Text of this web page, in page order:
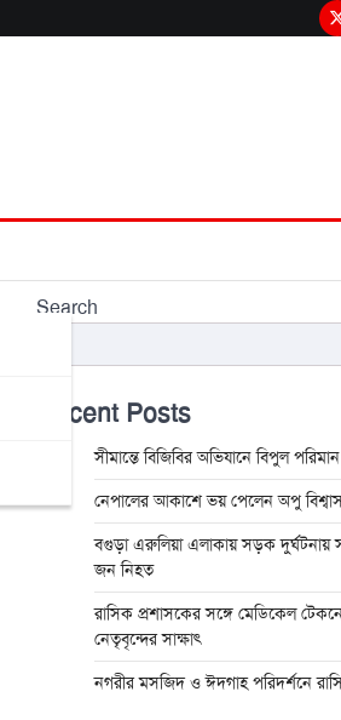
Search
Recent Posts
সীমান্তে বিজিবির অভিযানে বিপুল
নেপালের আকাশে ভয় পেলেন অপু
বগুড়া এরুলিয়া এলাকায় সড়ক দুর্ঘট্নায়
জন নিহত
রাসিক প্রশাসকের সঙ্গে মেডিকেল
নেতৃবৃন্দের সাক্ষাৎ
নগরীর মসজিদ ও ঈদগাহ পরিদর্শনে